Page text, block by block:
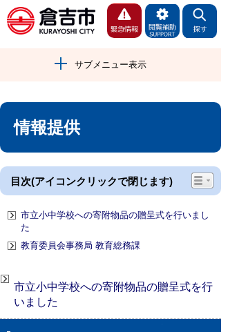
サブメニュー表示
情報提供
目次(アイコンクリックで閉じます)
市立小中学校への寄附物品の贈呈式を行いまし
た
教育委員会事務局 教育総務課
市立小中学校への寄附物品の贈呈式を行
いました